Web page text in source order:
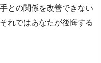
との関係を改善できない
れではあなたが後悔する